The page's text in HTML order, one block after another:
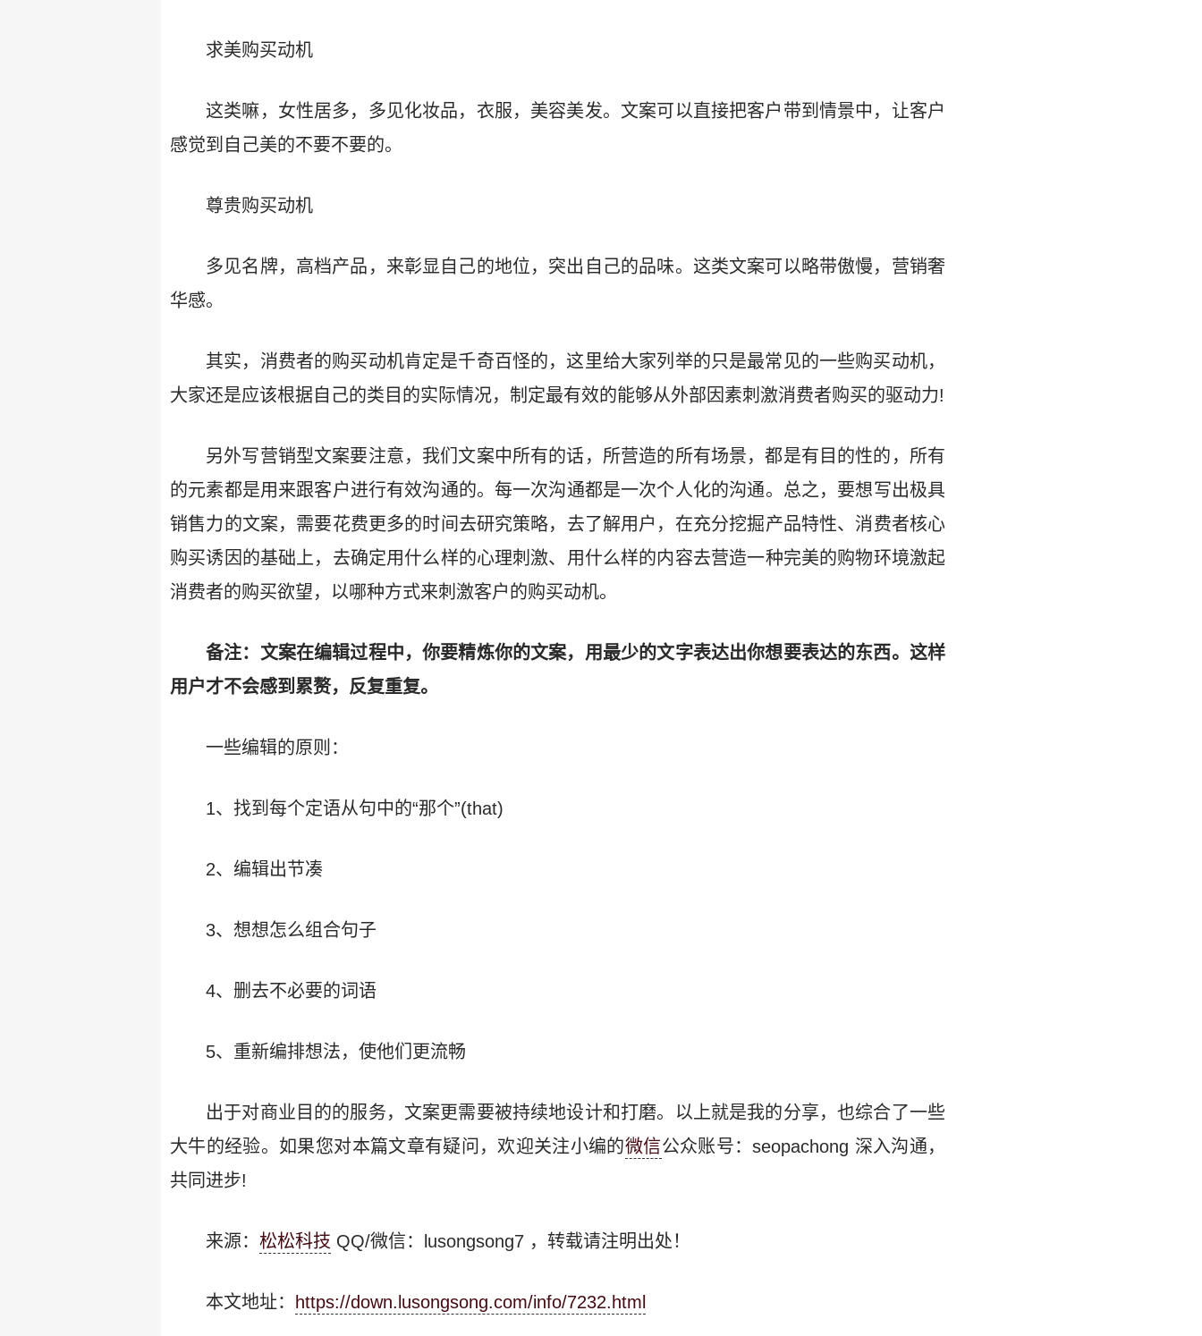
求美购买动机
这类嘛，女性居多，多见化妆品，衣服，美容美发。文案可以直接把客户带到情景中，让客户
感觉到自己美的不要不要的。
尊贵购买动机
多见名牌，高档产品，来彰显自己的地位，突出自己的品味。这类文案可以略带傲慢，营销奢
华感。
其实，消费者的购买动机肯定是千奇百怪的，这里给大家列举的只是最常见的一些购买动机，
大家还是应该根据自己的类目的实际情况，制定最有效的能够从外部因素刺激消费者购买的驱动力!
另外写营销型文案要注意，我们文案中所有的话，所营造的所有场景，都是有目的性的，所有
的元素都是用来跟客户进行有效沟通的。每一次沟通都是一次个人化的沟通。总之，要想写出极具
销售力的文案，需要花费更多的时间去研究策略，去了解用户，在充分挖掘产品特性、消费者核心
购买诱因的基础上，去确定用什么样的心理刺激、用什么样的内容去营造一种完美的购物环境激起
消费者的购买欲望，以哪种方式来刺激客户的购买动机。
备注：文案在编辑过程中，你要精炼你的文案，用最少的文字表达出你想要表达的东西。这样
用户才不会感到累赘，反复重复。
一些编辑的原则：
1、找到每个定语从句中的“那个”(that)
2、编辑出节凑
3、想想怎么组合句子
4、删去不必要的词语
5、重新编排想法，使他们更流畅
出于对商业目的的服务，文案更需要被持续地设计和打磨。以上就是我的分享，也综合了一些
大牛的经验。如果您对本篇文章有疑问，欢迎关注小编的微信公众账号：seopachong 深入沟通，
共同进步!
来源： 松松科技 QQ/微信：lusongsong7 ，转载请注明出处！
本文地址： https://down.lusongsong.com/info/7232.html